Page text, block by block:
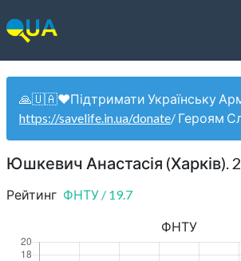
🙏🇺🇦❤️Підтримати Українську
https://savelife.in.ua/donate/ Героям
Юшкевич Анастасія (Харків).
Рейтинг ФНТУ / 19.7
ФНТУ